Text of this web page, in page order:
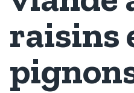
raisins